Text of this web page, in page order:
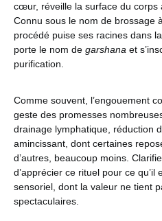
cœur, réveille la surface du corps
Connu sous le nom de brossage
procédé puise ses racines dans
porte le nom de garshana et
purification.
Comme souvent, l’engouement
geste des promesses
drainage lymphatique, réduction
amincissant, dont certaines
d’autres, beaucoup moins.
d’apprécier ce rituel pour ce
sensoriel, dont la valeur ne tient
spectaculaires.